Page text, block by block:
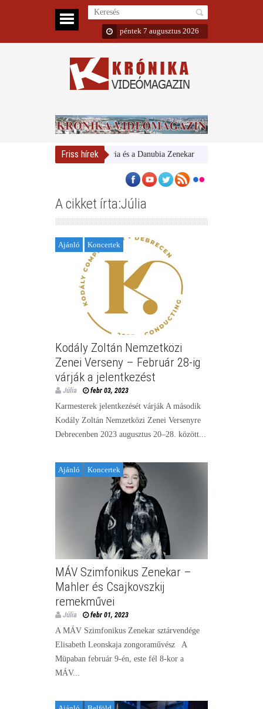
péntek 7 augusztus 2026
Friss hírek
Magyar Nemzeti Galéria és a Danubia Zenekar Bemutatta 2024/25-
A cikket írta:Júlia
Ajánló Koncertek
Kodály Zoltán Nemzetközi
Zenei Verseny – Február 28-ig
várják a jelentkezést
Júlia febr 03, 2023
Karmesterek jelentkezését várják A második
Kodály Zoltán Nemzetközi Zenei Versenyre
Debrecenben 2023 augusztus 20–28. között...
Ajánló Koncertek
MÁV Szimfonikus Zenekar –
Mahler és Csajkovszkij
remekművei
Júlia febr 01, 2023
A MÁV Szimfonikus Zenekar sztárvendége
Elisabeth Leonskaja zongoraművész A
Müpaban február 9-én, este fél 8-kor a
MÁV...